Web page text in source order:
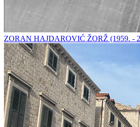
ZORAN HAJDAROVIĆ ŽORŽ (1959. -